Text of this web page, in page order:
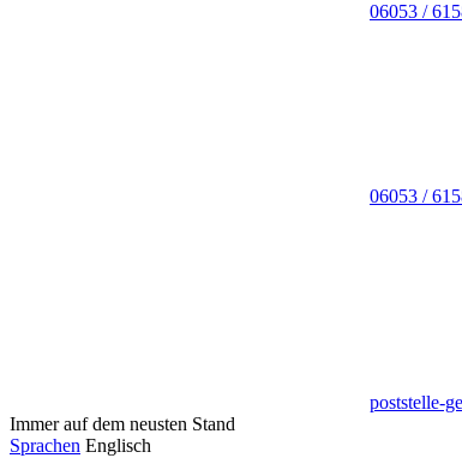
06053 /
06053 /
poststelle-
Immer auf dem neusten Stand
Sprachen Englisch